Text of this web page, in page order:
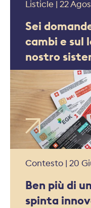
Listicle | 22
Sei
cambi e sul
nostro
Contesto | 20
Ben più di
spinta